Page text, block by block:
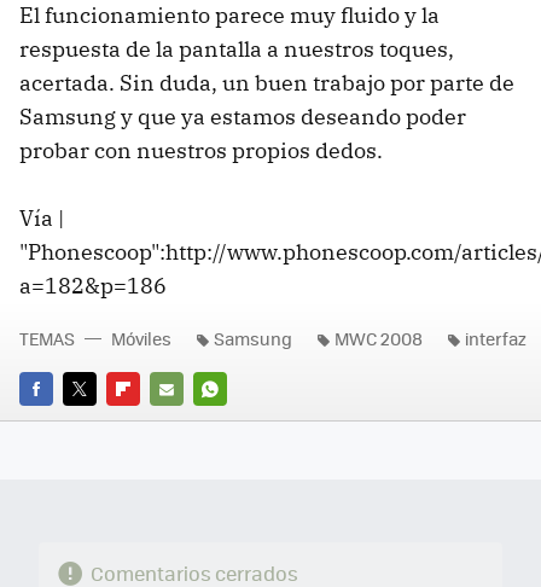
El funcionamiento parece muy fluido y la
respuesta de la pantalla a nuestros toques,
acertada. Sin duda, un buen trabajo por parte de
Samsung y que ya estamos deseando poder
probar con nuestros propios dedos.
Vía |
"Phonescoop":http://www.phonescoop.com/
a=182&p=186
FACEBOOK
TWITTERFLIPBOARD
E-
WHATSAPP
TEMAS Móviles Samsung MWC 2008 interfaz
Comentarios cerrados